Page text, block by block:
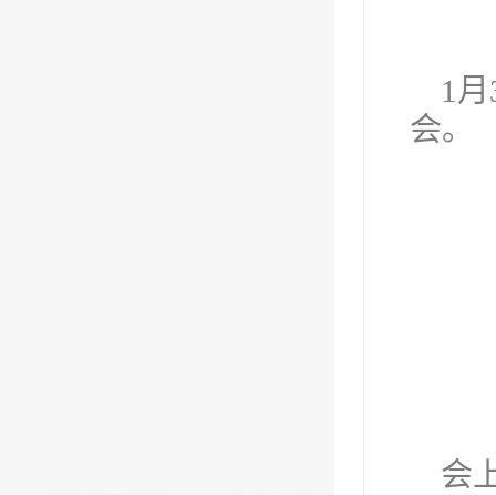
1
会。
会